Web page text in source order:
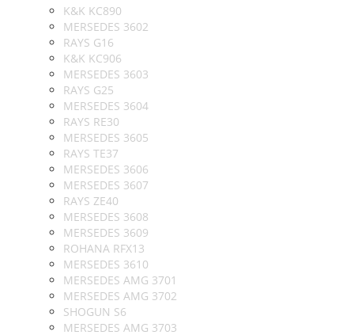
K&K KC890
MERSEDES 3602
RAYS G16
K&K KC906
MERSEDES 3603
RAYS G25
MERSEDES 3604
RAYS RE30
MERSEDES 3605
RAYS TE37
MERSEDES 3606
MERSEDES 3607
RAYS ZE40
MERSEDES 3608
MERSEDES 3609
ROHANA RFX13
MERSEDES 3610
MERSEDES AMG 3701
MERSEDES AMG 3702
SHOGUN S6
MERSEDES AMG 3703